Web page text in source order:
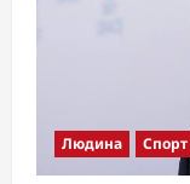
Людина Спорт